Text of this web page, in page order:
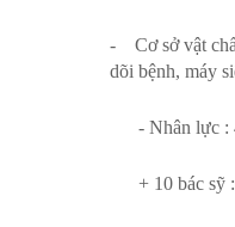
- Cơ sở vật
dõi bệnh, máy
- Nhân lực :
+ 10 bác sỹ